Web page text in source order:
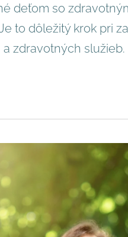
deťom so
to dôležitý krok pri
zdravotných služieb.